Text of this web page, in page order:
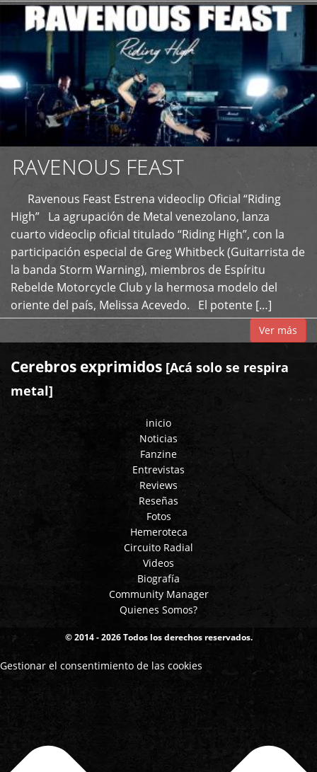
RAVENOUS FEAST
Ravenous Feast Estrena videoclip Oficial “Riding
High” La agrupación de Metal venezolano, lanza
cuarto videoclip oficial titulado “Riding High”, con la
participación especial de Greg Whitbeck (Guitarrista de
la banda Storm Warning), miembros de Espíritu
Rebelde Motorcycle Club y la hermosa modelo del
oriente del país, Melissa Acevedo. El potente […]
Ver más
Cerebros exprimidos [Acá solo se respira
metal]
inicio
Noticias
Fanzine
Entrevistas
Reviews
Reseñas
Fotos
Hemeroteca
Circuito Radial
Videos
Biografía
Community Manager
Quienes Somos?
© 2014 - 2026 Todos los derechos reservados.
Gestionar el consentimiento de las cookies